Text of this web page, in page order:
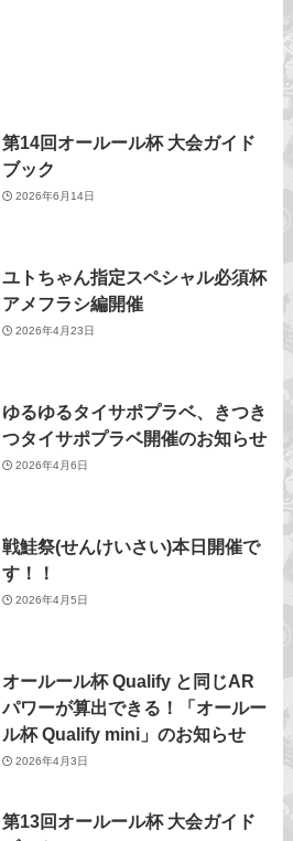
第14回オールール杯 大会ガイド
ブック
2026年6月14日
ユトちゃん指定スペシャル必須杯
アメフラシ編開催
2026年4月23日
ゆるゆるタイサポプラベ、きつき
つタイサポプラベ開催のお知らせ
2026年4月6日
戦鮭祭(せんけいさい)本日開催で
す！！
2026年4月5日
オールール杯 Qualify と同じAR
パワーが算出できる！「オールー
ル杯 Qualify mini」のお知らせ
2026年4月3日
第13回オールール杯 大会ガイド